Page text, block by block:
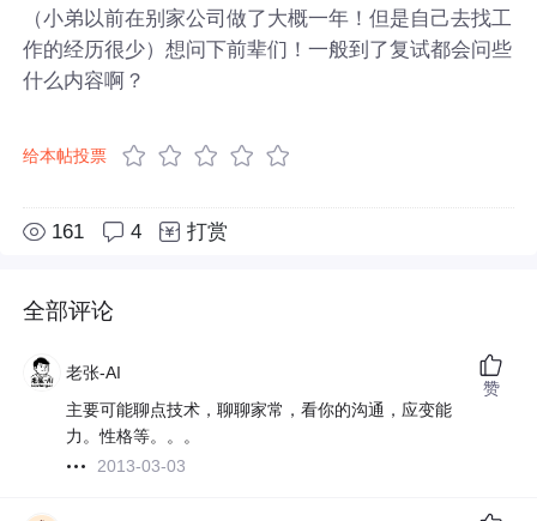
（小弟以前在别家公司做了大概一年！但是自己去找工
作的经历很少）想问下前辈们！一般到了复试都会问些
什么内容啊？
给本帖投票
161 4 打赏
全部评论
老张-AI
主要可能聊点技术，聊聊家常，看你的沟通，应变能
力。性格等。。。
2013-03-03
赞